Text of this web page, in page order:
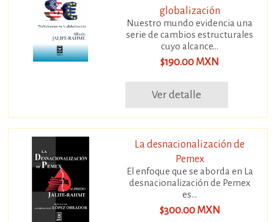
globalización
Nuestro mundo evidencia una
serie de cambios estructurales
cuyo alcance...
$190.00 MXN
Ver detalle
La desnacionalización de
Pemex
El enfoque que se aborda en La
desnacionalización de Pemex
es...
$300.00 MXN